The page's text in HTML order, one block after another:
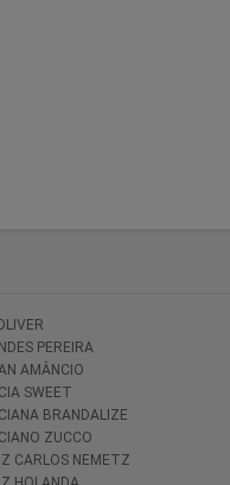
PEREIRA
AMÂNCIO
SWEET
BRANDALIZE
ZUCCO
CARLOS NEMETZ